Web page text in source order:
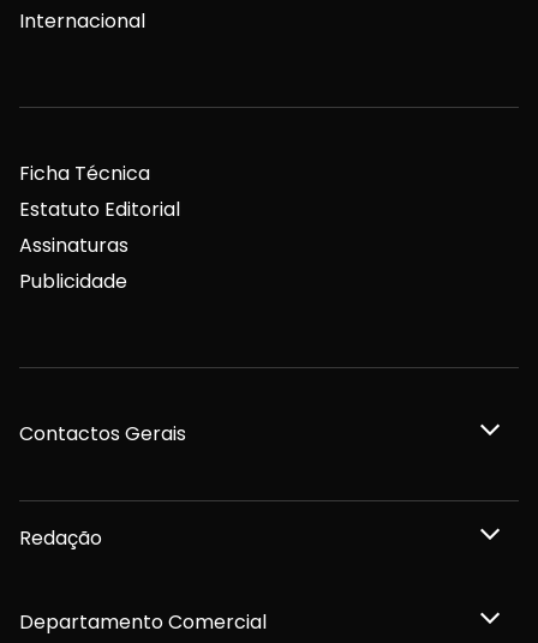
Internacional
Ficha Técnica
Estatuto Editorial
Assinaturas
Publicidade
Contactos Gerais
Redação
Departamento Comercial